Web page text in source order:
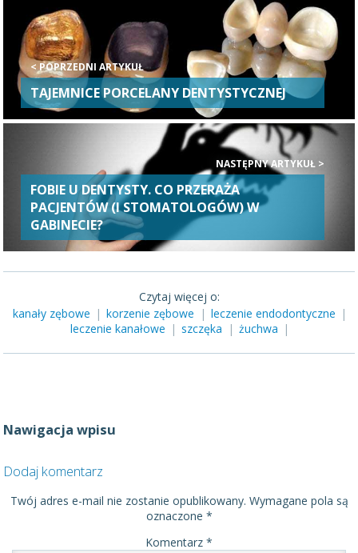
< POPRZEDNI ARTYKUŁ
TAJEMNICE PORCELANY DENTYSTYCZNEJ
NASTĘPNY ARTYKUŁ >
FOBIE U DENTYSTY. CO PRZERAŻA
PACJENTÓW (I STOMATOLOGÓW) W
GABINECIE?
Czytaj więcej o:
kanały zębowe | korzenie zębowe | leczenie endodontyczne |
leczenie kanałowe | szczęka | żuchwa |
Nawigacja wpisu
Dodaj komentarz
Twój adres e-mail nie zostanie opublikowany. Wymagane pola są
oznaczone *
Komentarz *